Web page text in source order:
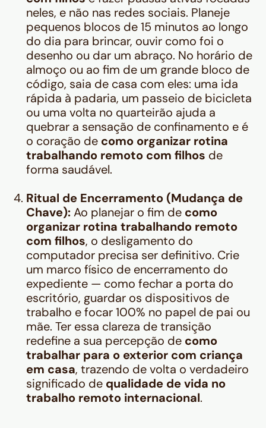
neles, e não nas redes sociais. Planeje
pequenos blocos de 15 minutos ao longo
do dia para brincar, ouvir como foi o
desenho ou dar um abraço. No horário de
almoço ou ao fim de um grande bloco de
código, saia de casa com eles: uma ida
rápida à padaria, um passeio de bicicleta
ou uma volta no quarteirão ajuda a
quebrar a sensação de confinamento e é
o coração de como organizar rotina
trabalhando remoto com filhos de
forma saudável.
Ritual de Encerramento (Mudança de
Chave):Ao planejar o fim de como
organizar rotina trabalhando remoto
com filhos, o desligamento do
computador precisa ser definitivo. Crie
um marco físico de encerramento do
expediente — como fechar a porta do
escritório, guardar os dispositivos de
trabalho e focar 100% no papel de pai ou
mãe. Ter essa clareza de transição
redefine a sua percepção de como
trabalhar para o exterior com criança
em casa, trazendo de volta o verdadeiro
significado de qualidade de vida no
trabalho remoto internacional.